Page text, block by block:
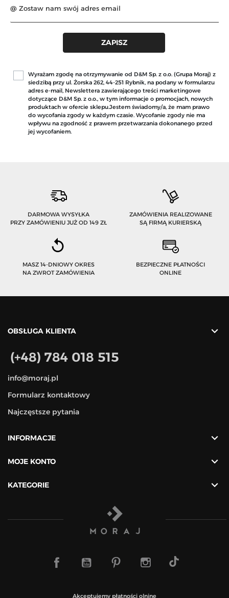
Wyrażam zgodę na otrzymywanie od D&M Sp. z o.o. (Grupa Moraj) z
siedzibą przy ul. Żorska 262, 44-251 Rybnik, na podany w formularzu
adres e-mail, Newslettera zawierającego treści marketingowe
dotyczące D&M Sp. z o.o., w tym informacje o promocjach, nowych
produktach w ofercie sklepu.Jestem świadomy/a, że mam prawo
do wycofania zgody w każdym czasie. Wycofanie zgody nie ma
wpływu na zgodność z prawem przetwarzania dokonanego przed
jej wycofaniem.
DARMOWA WYSYŁKA
PRZY ZAMÓWIENIU JUŻ OD 149 ZŁ
ZAMÓWIENIA REALIZOWANE
SĄ FIRMĄ KURIERSKĄ
MASZ 14-DNIOWY OKRES
NA ZWROT ZAMÓWIENIA
BEZPIECZNE PŁATNOŚCI
ONLINE
OBSŁUGA KLIENTA 
(+48) 784 018 515
info@moraj.pl
Formularz kontaktowy
Najczęstsze pytania
INFORMACJE 
MOJE KONTO 
KATEGORIE 
Akceptujemy płatności olnine